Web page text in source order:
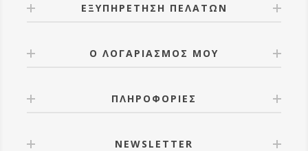
ΕΞΥΠΗΡΕΤΗΣΗ ΠΕΛΑΤΩΝ
Ο ΛΟΓΑΡΙΑΣΜΟΣ ΜΟΥ
ΠΛΗΡΟΦΟΡΙΕΣ
NEWSLETTER